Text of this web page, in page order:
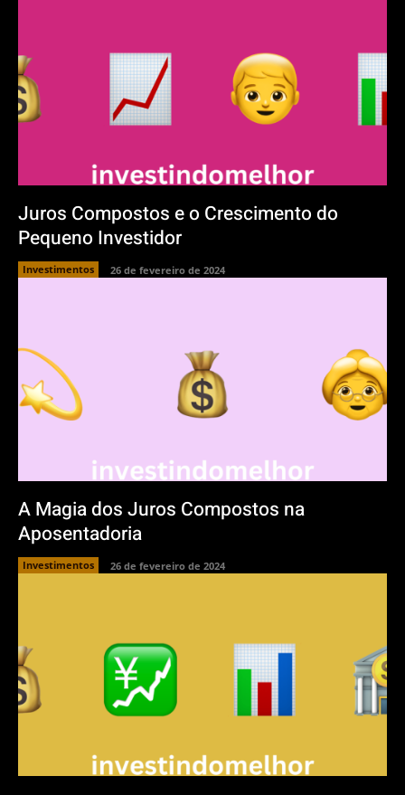
Juros Compostos e o Crescimento do
Pequeno Investidor
Investimentos 26 de fevereiro de 2024
A Magia dos Juros Compostos na
Aposentadoria
Investimentos 26 de fevereiro de 2024